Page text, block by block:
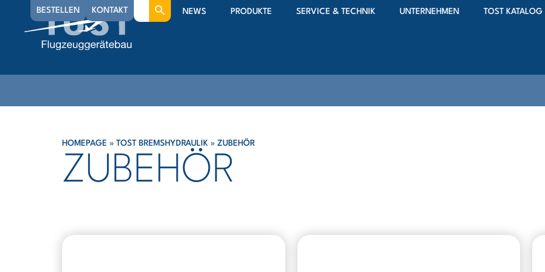
NEWS PRODUKTE SERVICE & TECHNIK UNTERNEHMEN TOST KATALOG
BESTELLEN KONTAKT
Search
for:
HOMEPAGE » TOST BREMSHYDRAULIK » ZUBEHÖR
ZUBEHÖR